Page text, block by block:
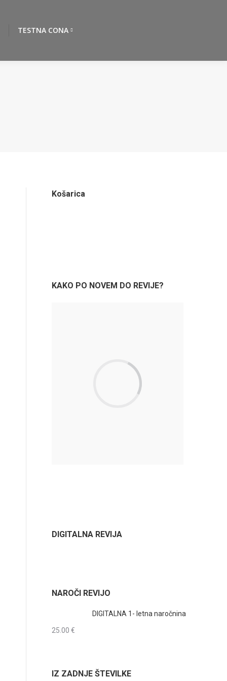
TESTNA CONA
Košarica
KAKO PO NOVEM DO REVIJE?
DIGITALNA REVIJA
NAROČI REVIJO
DIGITALNA 1- letna naročnina
25.00 €
IZ ZADNJE ŠTEVILKE